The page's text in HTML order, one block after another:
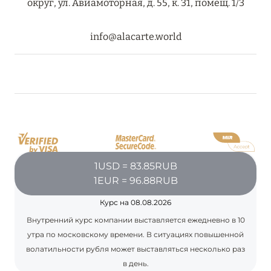
ПРЕДЛОЖЕНИЯ
THE ST. REGIS MALDIVES VOMMULI RESORT:
SIX SENSES HOTELS RESORTS SPAS: ОАЗИС
КОМФОРТА, ЗДОРОВЬЯ И ГАРМОНИЧНОГО
ОТДЫХА
Подробнее
округ, ул. Авиамоторная, д. 55, к. 31, помещ. 1/3
info@alacarte.world
1USD = 83.85RUB
1EUR = 96.88RUB
Курс на 08.08.2026
Внутренний курс компании выставляется ежедневно в 10
утра по московскому времени. В ситуациях повышенной
волатильности рубля может выставляться несколько раз
в день.